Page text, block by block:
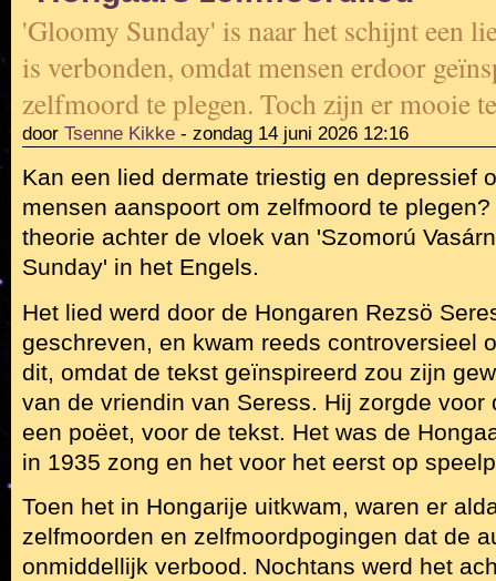
'Gloomy Sunday' is naar het schijnt een
is verbonden, omdat mensen erdoor
zelfmoord te plegen. Toch zijn er mooie
door Tsenne Kikke - zondag 14 juni 2026 12:16
Kan een lied dermate triestig en depressief
mensen aanspoort om zelfmoord te
theorie achter de vloek van 'Szomorú
Sunday' in het Engels.
Het lied werd door de Hongaren Rezsö
geschreven, en kwam reeds controversieel
dit, omdat de tekst geïnspireerd zou zijn
van de vriendin van Seress. Hij zorgde voor
een poëet, voor de tekst. Het was de
in 1935 zong en het voor het eerst op
Toen het in Hongarije uitkwam, waren er
zelfmoorden en zelfmoordpogingen dat de
onmiddellijk verbood. Nochtans werd het